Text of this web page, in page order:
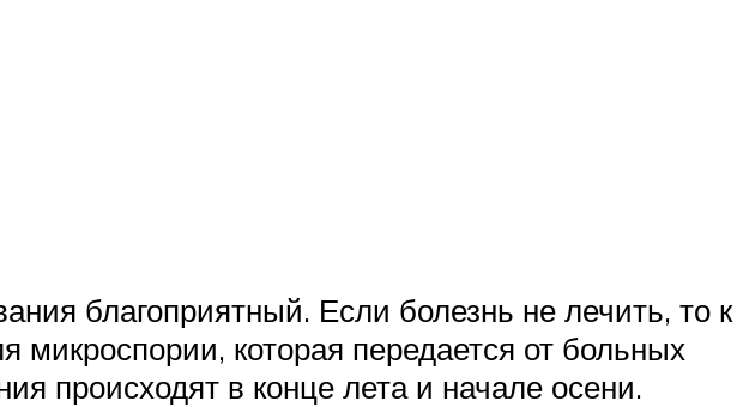
благоприятный. Если болезнь не лечить, то к
микроспории, которая передается от больных
происходят в конце лета и начале осени.